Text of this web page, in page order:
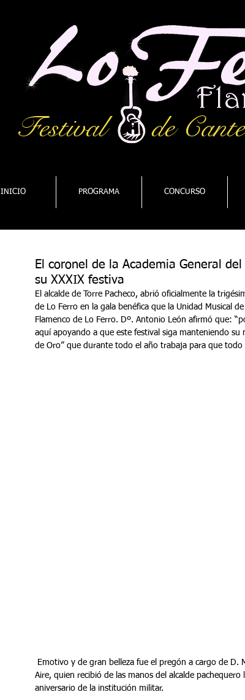
Festival de
INICIO PROGRAMA CONCURSO
El coronel de la Academia General
su XXXIX festiva
El alcalde de Torre Pacheco, abrió oficialmente la
de Lo Ferro en la gala benéfica que la Unidad Musical
Flamenco de Lo Ferro. Dº. Antonio León afirmó que:
aquí apoyando a que este festival siga manteniendo su
de Oro” que durante todo el año trabaja para que todo
Aire, quien recibió de las manos del alcalde
aniversario de la institución militar.